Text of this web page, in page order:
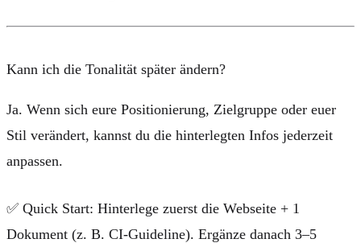
Kann ich die Tonalität später ändern?
Ja. Wenn sich eure Positionierung, Zielgruppe oder euer
Stil verändert, kannst du die hinterlegten Infos jederzeit
anpassen.
✅ Quick Start: Hinterlege zuerst die Webseite + 1
Dokument (z. B. CI-Guideline). Ergänze danach 3–5